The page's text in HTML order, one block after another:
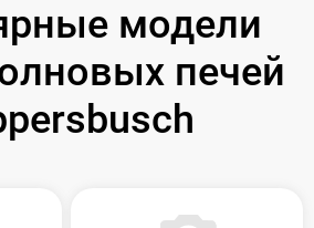
модели
печей